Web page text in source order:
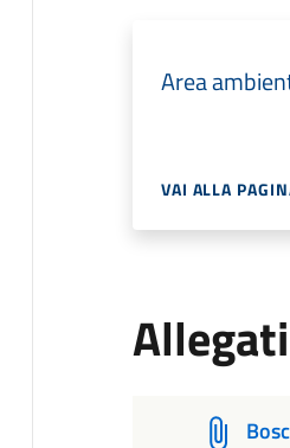
Area
VAI ALLA
Allegati